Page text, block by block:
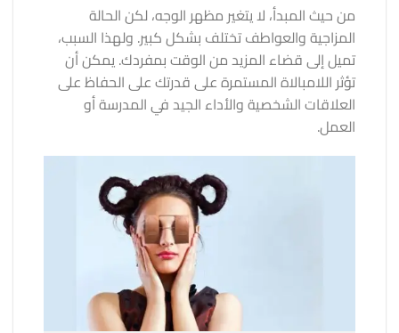
من حيث المبدأ، لا يتغير مظهر الوجه، لكن الحالة
المزاجية والعواطف تختلف بشكل كبير. ولهذا السبب،
تميل إلى قضاء المزيد من الوقت بمفردك. يمكن أن
تؤثر اللامبالاة المستمرة على قدرتك على الحفاظ على
العلاقات الشخصية والأداء الجيد في المدرسة أو
العمل.